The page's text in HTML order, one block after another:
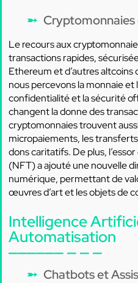
Le recours aux
transactions rapides,
Ethereum et d’autres
nous percevons la monnaie
confidentialité et la sécurité
changent la donne des
cryptomonnaies trouvent
micropaiements, les
dons caritatifs. De plus,
(NFT) a ajouté une nouvelle
numérique, permettant de
œuvres d’art et les objets de
Intelligence
Automatisation
Chatbots et